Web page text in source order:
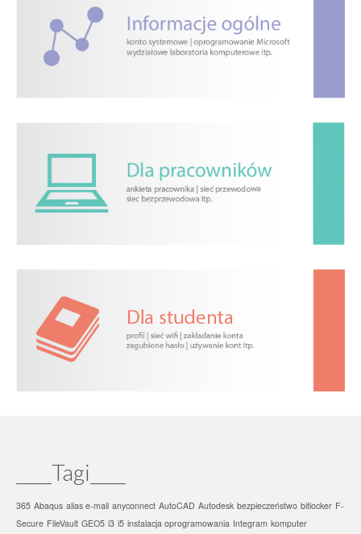
____Tagi____
365 Abaqus alias e-mail anyconnect AutoCAD Autodesk bezpieczeństwo bitlocker F-
Secure FileVault GEO5 i3 i5 instalacja oprogramowania Integram komputer